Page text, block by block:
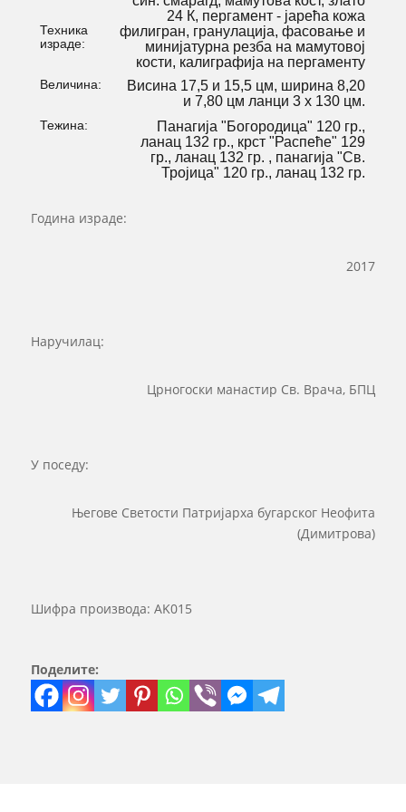
24 К, пергамент - јарећа кожа
Техника
израде:
филигран, гранулација, фасовање и
минијатурна резба на мамутовој
кости, калиграфија на пергаменту
Величина:
Висина 17,5 и 15,5 цм, ширина 8,20
и 7,80 цм ланци 3 х 130 цм.
Тежина:
Панагија "Богородица" 120 гр.,
ланац 132 гр., крст "Распеће" 129
гр., ланац 132 гр. , панагија "Св.
Тројица" 120 гр., ланац 132 гр.
Година израде:
2017
Наручилац:
Црногоски манастир Св. Врача, БПЦ
У поседу:
Његове Светости Патријарха бугарског Неофита
(Димитрова)
Шифра производа: AK015
Поделите: